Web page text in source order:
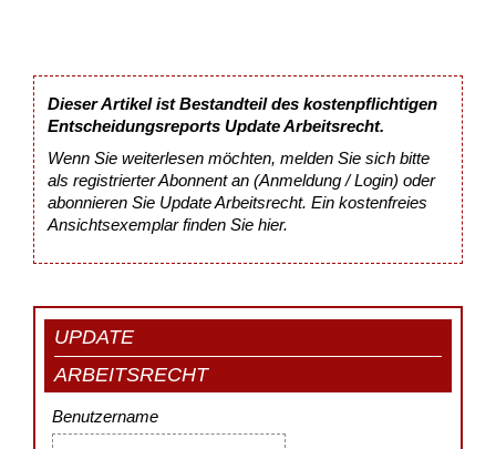
Dieser Artikel ist Bestandteil des kostenpflichtigen
Entscheidungsreports Update Arbeitsrecht.
Wenn Sie weiterlesen möchten, melden Sie sich bitte
als registrierter Abonnent an (Anmeldung / Login) oder
abonnieren Sie Update Arbeitsrecht. Ein kostenfreies
Ansichtsexemplar finden Sie hier.
UPDATE
ARBEITSRECHT
Benutzername